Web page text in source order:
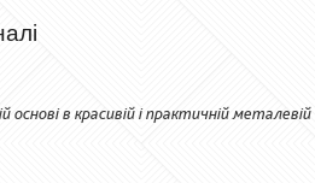
в красивій і практичній металевій